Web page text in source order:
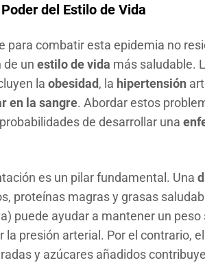
del Estilo de Vida
para combatir esta epidemia no
de un estilo de vida más saludable.
la obesidad, la hipertensión
en la sangre. Abordar estos
de desarrollar una
es un pilar fundamental. Una
proteínas magras y grasas
puede ayudar a mantener un peso
la presión arterial. Por el contrario,
y azúcares añadidos